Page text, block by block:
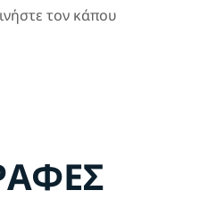
τον κάπου